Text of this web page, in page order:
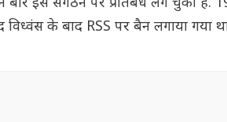
के बाद RSS पर बैन लगाया गया